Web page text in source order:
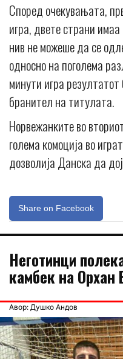
Според очекувањата,
игра, двете страни
нив не можеше да се
односно на поголема
минути игра
бранител на титулата.
Норвежанките во
голема комоција во
дозволија Данска да
Share on Facebook
Неготинци
камбек на Орхан
Авор: Душко Андов